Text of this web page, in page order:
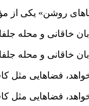
روشن» یکی از
خاقانی و محله
خاقانی و محله
فضاهایی مثل
فضاهایی مثل